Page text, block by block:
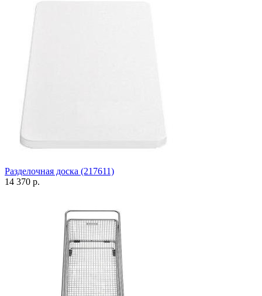
Разделочная доска (217611)
14 370 р.